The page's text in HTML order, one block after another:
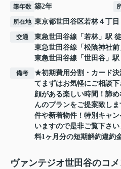
築年数 築2年
所在地 東京都世田谷区若林４丁目
交通 東急世田谷線 「 若林」駅
東急世田谷線 「 松陰神社前
東急世田谷線 「 世田谷 」
備考
★初期費用分割・カード決
てまずはお気軽にご相談
顔がある楽しい時間！諦
んのプランをご提案致し
件や新着物件！特別キャ
いますので是非ご覧下さ
料1ヶ月分の短期解約違約
ヴァンテジオ世田谷のコ